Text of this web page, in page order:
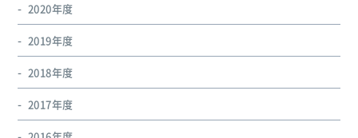
2020年度
2019年度
2018年度
2017年度